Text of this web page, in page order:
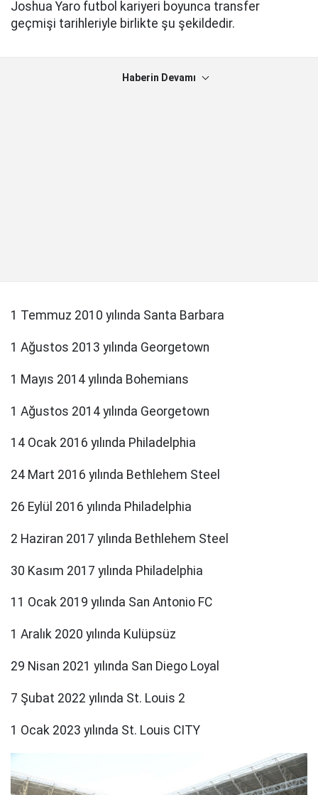
Joshua Yaro futbol kariyeri boyunca transfer
geçmişi tarihleriyle birlikte şu şekildedir.
Haberin Devamı
1 Temmuz 2010 yılında Santa Barbara
1 Ağustos 2013 yılında Georgetown
1 Mayıs 2014 yılında Bohemians
1 Ağustos 2014 yılında Georgetown
14 Ocak 2016 yılında Philadelphia
24 Mart 2016 yılında Bethlehem Steel
26 Eylül 2016 yılında Philadelphia
2 Haziran 2017 yılında Bethlehem Steel
30 Kasım 2017 yılında Philadelphia
11 Ocak 2019 yılında San Antonio FC
1 Aralık 2020 yılında Kulüpsüz
29 Nisan 2021 yılında San Diego Loyal
7 Şubat 2022 yılında St. Louis 2
1 Ocak 2023 yılında St. Louis CITY